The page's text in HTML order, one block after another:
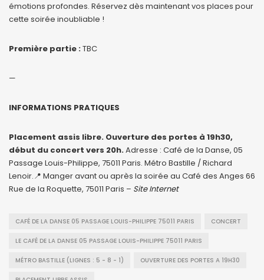
émotions profondes. Réservez dès maintenant vos places pour
cette soirée inoubliable !
Première partie :TBC
—
INFORMATIONS PRATIQUES
Placement assis libre. Ouverture des portes à 19h30,
début du concert vers 20h.Adresse : Café de la Danse, 05
Passage Louis-Philippe, 75011 Paris. Métro Bastille / Richard
Lenoir.📍 Manger avant ou après la soirée au Café des Anges 66
Rue de la Roquette, 75011 Paris – Site Internet
CAFÉ DE LA DANSE 05 PASSAGE LOUIS-PHILIPPE 75011 PARIS CONCERT
LE CAFÉ DE LA DANSE 05 PASSAGE LOUIS-PHILIPPE 75011 PARIS
MÉTRO BASTILLE (LIGNES : 5 - 8 - 1) OUVERTURE DES PORTES A 19H30